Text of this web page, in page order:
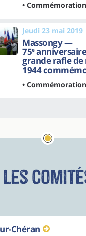
• Commémoration
Jeudi 23 mai 2019
Massongy —
75e
grande rafle de
1944
• Commémoration
Les
Chéran